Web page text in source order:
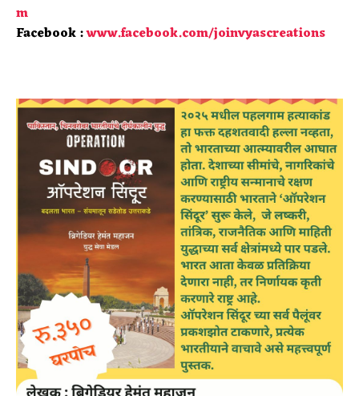
m
Facebook :www.facebook.com/joinvyascreations